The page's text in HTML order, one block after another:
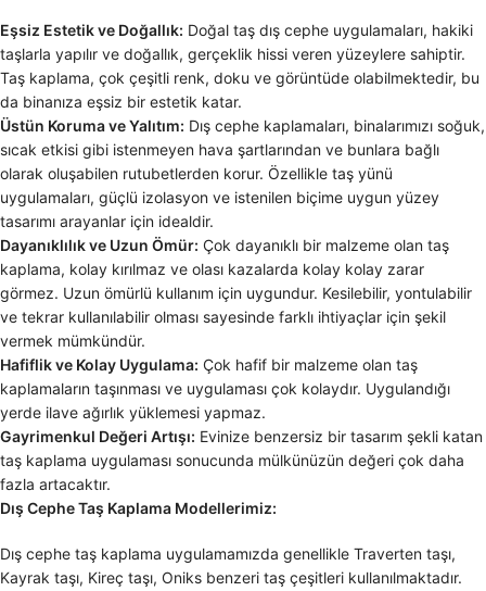
Eşsiz Estetik ve Doğallık: Doğal taş dış cephe uygulamaları, hakiki
taşlarla yapılır ve doğallık, gerçeklik hissi veren yüzeylere sahiptir.
Taş kaplama, çok çeşitli renk, doku ve görüntüde olabilmektedir, bu
da binanıza eşsiz bir estetik katar.
Üstün Koruma ve Yalıtım: Dış cephe kaplamaları, binalarımızı soğuk,
sıcak etkisi gibi istenmeyen hava şartlarından ve bunlara bağlı
olarak oluşabilen rutubetlerden korur. Özellikle taş yünü
uygulamaları, güçlü izolasyon ve istenilen biçime uygun yüzey
tasarımı arayanlar için idealdir.
Dayanıklılık ve Uzun Ömür: Çok dayanıklı bir malzeme olan taş
kaplama, kolay kırılmaz ve olası kazalarda kolay kolay zarar
görmez. Uzun ömürlü kullanım için uygundur. Kesilebilir, yontulabilir
ve tekrar kullanılabilir olması sayesinde farklı ihtiyaçlar için şekil
vermek mümkündür.
Hafiflik ve Kolay Uygulama: Çok hafif bir malzeme olan taş
kaplamaların taşınması ve uygulaması çok kolaydır. Uygulandığı
yerde ilave ağırlık yüklemesi yapmaz.
Gayrimenkul Değeri Artışı: Evinize benzersiz bir tasarım şekli katan
taş kaplama uygulaması sonucunda mülkünüzün değeri çok daha
fazla artacaktır.
Dış Cephe Taş Kaplama Modellerimiz:
Dış cephe taş kaplama uygulamamızda genellikle Traverten taşı,
Kayrak taşı, Kireç taşı, Oniks benzeri taş çeşitleri kullanılmaktadır.